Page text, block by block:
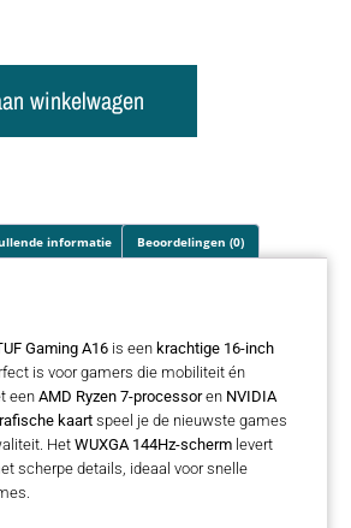
winkelwagen
informatie Beoordelingen (0)
Gaming A16 is een krachtige 16-inch
is voor gamers die mobiliteit én
een AMD Ryzen 7-processoren NVIDIA
kaart speel je de nieuwste games
Het WUXGA 144Hz-scherm levert
scherpe details, ideaal voor snelle